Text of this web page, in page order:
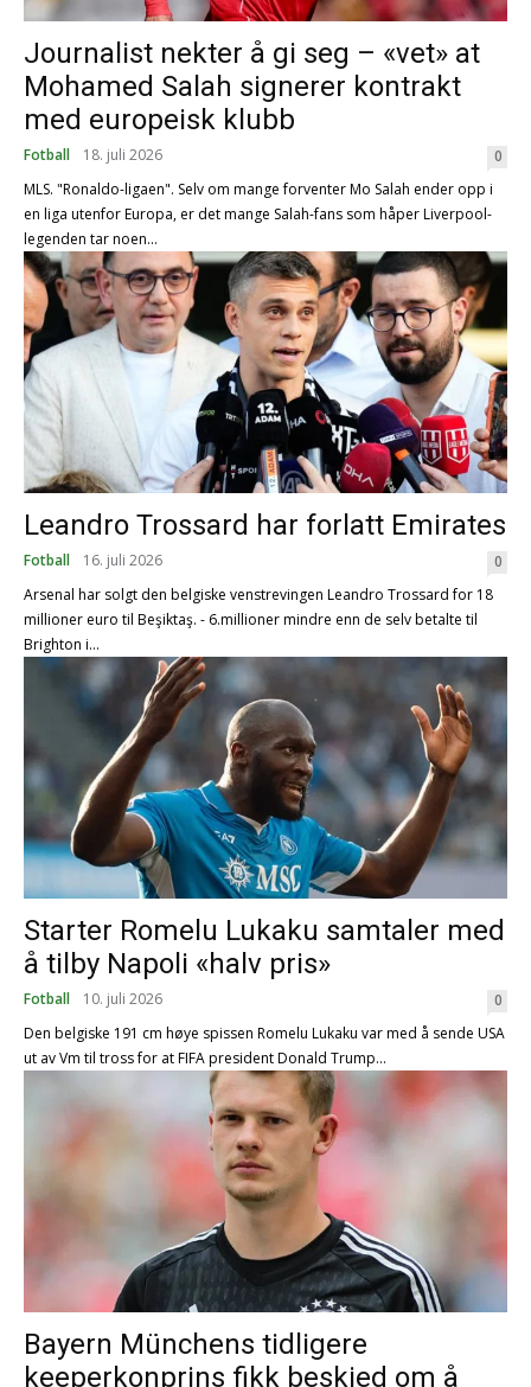
Journalist nekter å gi seg – «vet» at
Mohamed Salah signerer kontrakt
med europeisk klubb
Fotball 18. juli 2026
0
MLS. "Ronaldo-ligaen". Selv om mange forventer Mo Salah ender opp i
en liga utenfor Europa, er det mange Salah-fans som håper Liverpool-
legenden tar noen...
Leandro Trossard har forlatt Emirates
Fotball 16. juli 2026
0
Arsenal har solgt den belgiske venstrevingen Leandro Trossard for 18
millioner euro til Beşiktaş. - 6.millioner mindre enn de selv betalte til
Brighton i...
Starter Romelu Lukaku samtaler med
å tilby Napoli «halv pris»
Fotball 10. juli 2026
0
Den belgiske 191 cm høye spissen Romelu Lukaku var med å sende USA
ut av Vm til tross for at FIFA president Donald Trump...
Bayern Münchens tidligere
keeperkonprins fikk beskjed om å